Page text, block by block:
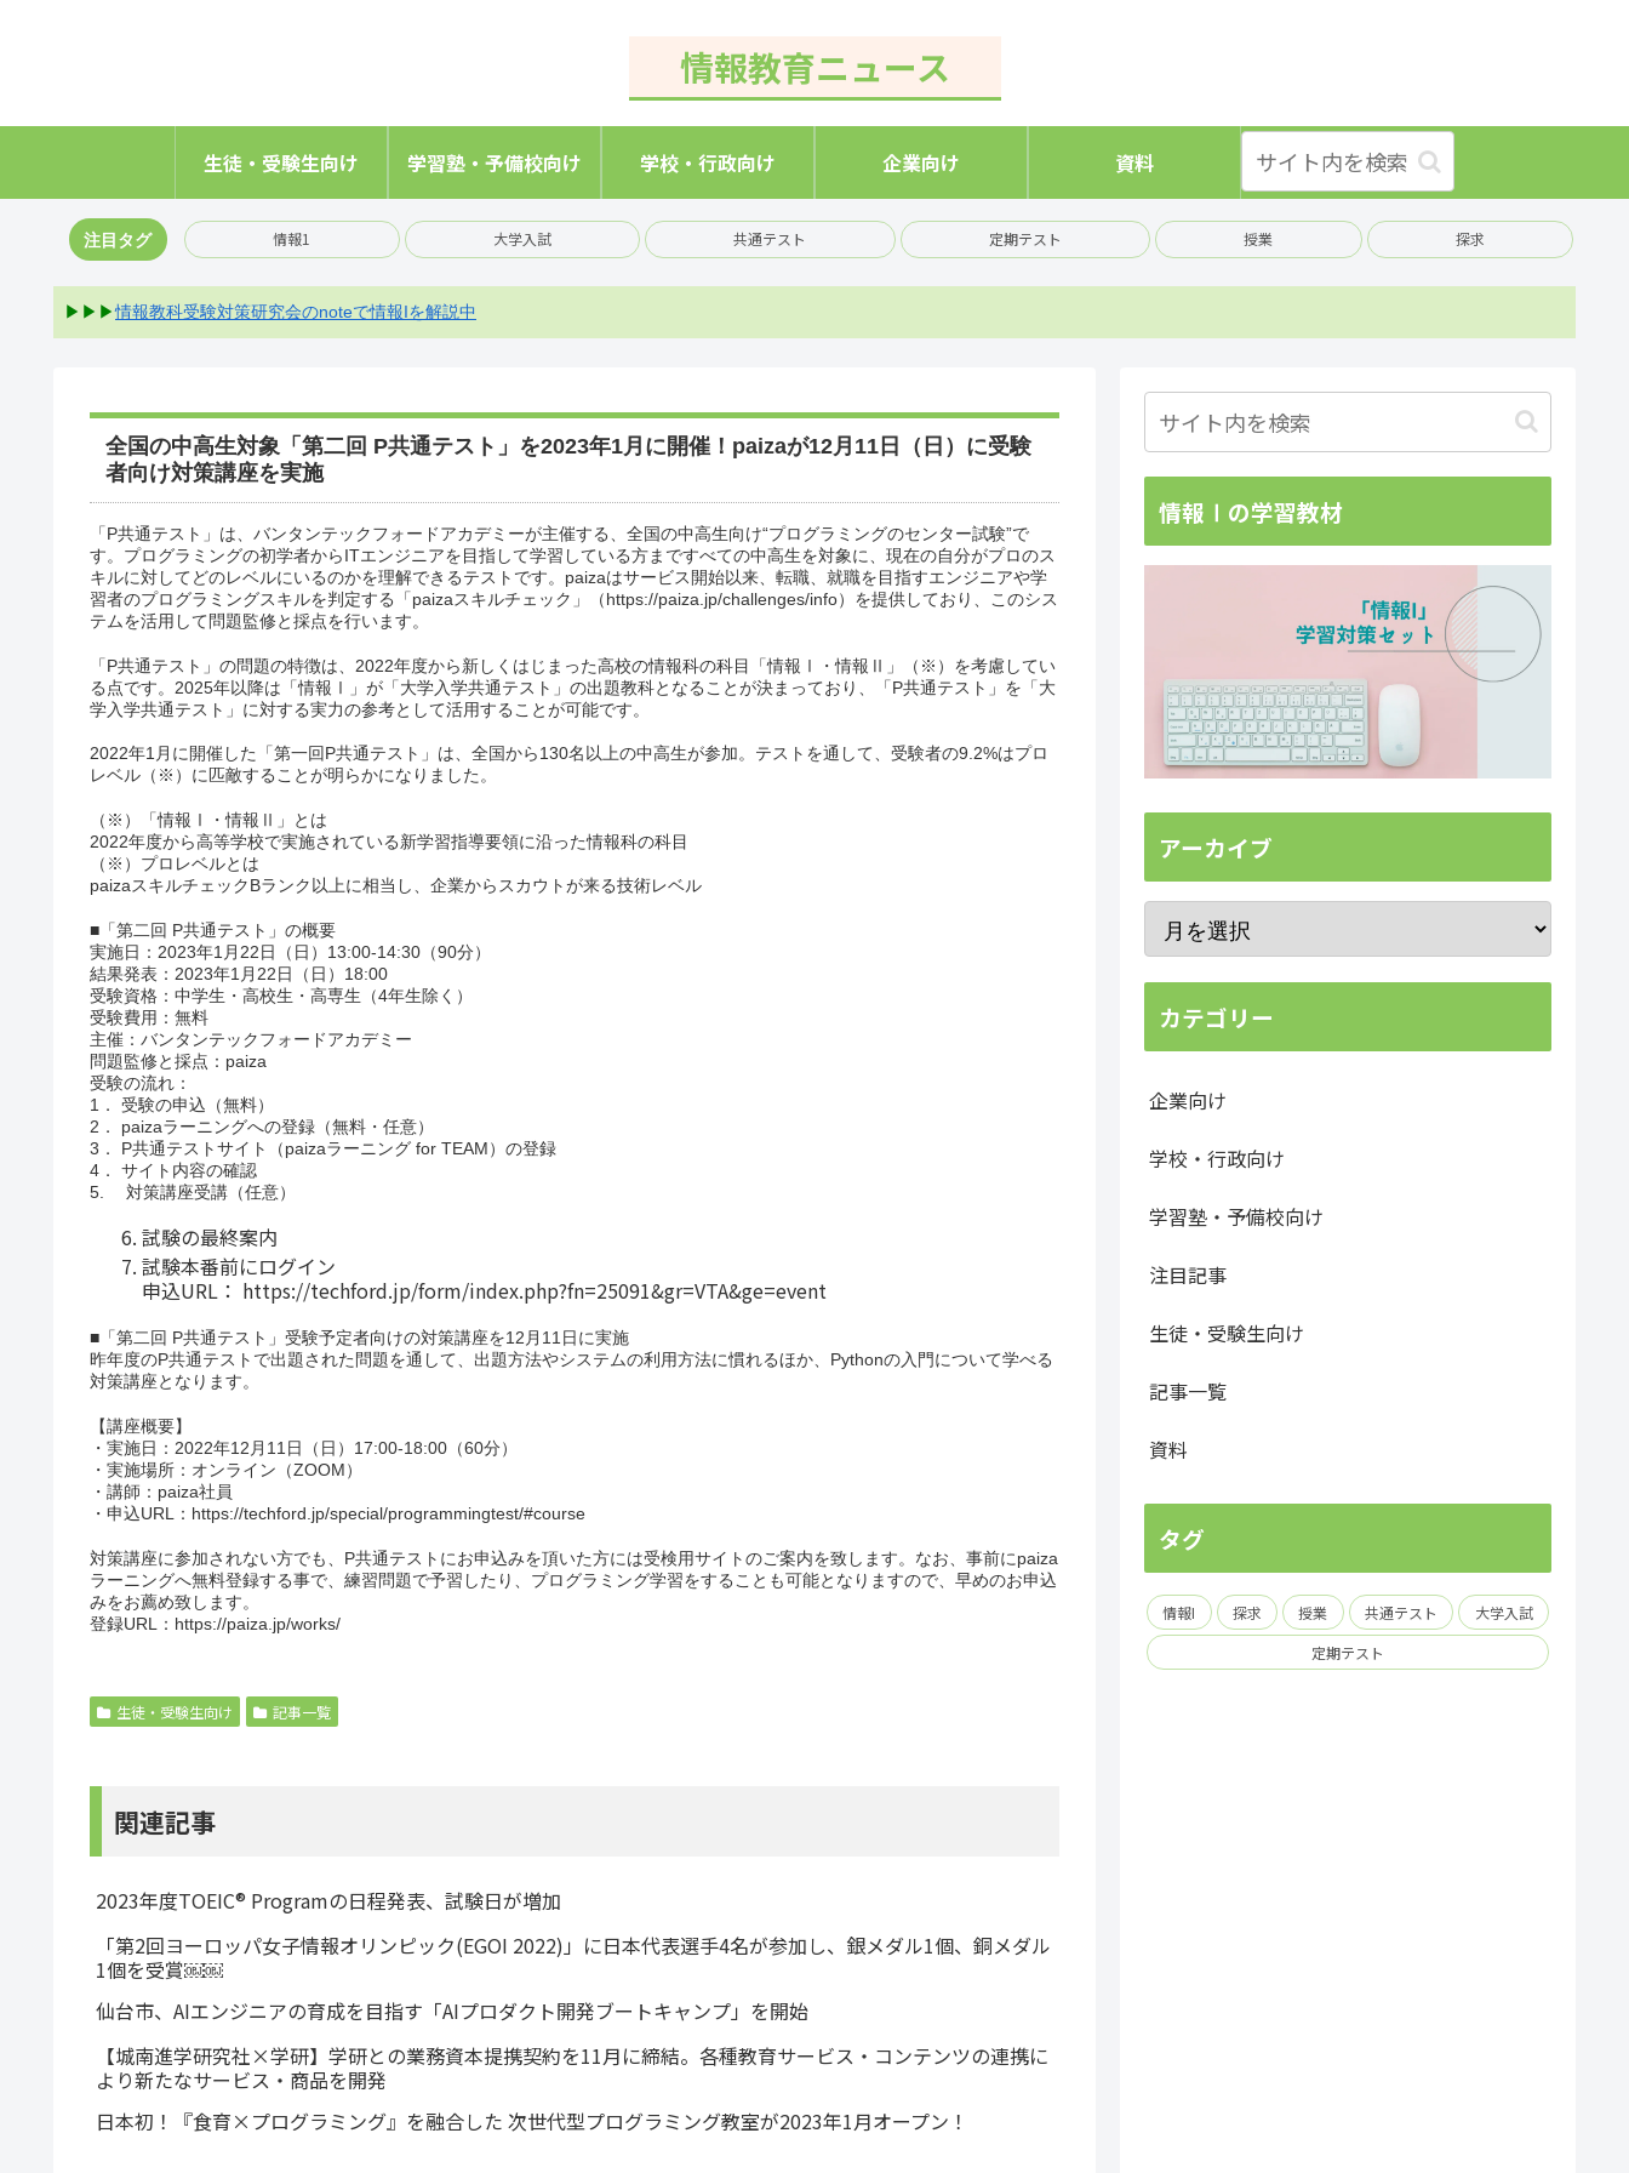
情報教育ニュース
生徒・受験生向け 学習塾・予備校向け 学校・行政向け 企業向け 資料
注目タグ 情報1 大学入試 共通テスト 定期テスト 授業 探求
▶▶▶情報教科受験対策研究会のnoteで情報Iを解説中
全国の中高生対象「第二回 P共通テスト」を2023年1月に開催！paizaが12月11日（日）に受験
者向け対策講座を実施
「P共通テスト」は、バンタンテックフォードアカデミーが主催する、全国の中高生向け“プログラミングのセンター試験”で
す。プログラミングの初学者からITエンジニアを目指して学習している方まですべての中高生を対象に、現在の自分がプロのス
キルに対してどのレベルにいるのかを理解できるテストです。paizaはサービス開始以来、転職、就職を目指すエンジニアや学
習者のプログラミングスキルを判定する「paizaスキルチェック」（https://paiza.jp/challenges/info）を提供しており、このシス
テムを活用して問題監修と採点を行います。
「P共通テスト」の問題の特徴は、2022年度から新しくはじまった高校の情報科の科目「情報Ⅰ・情報Ⅱ」（※）を考慮してい
る点です。2025年以降は「情報Ⅰ」が「大学入学共通テスト」の出題教科となることが決まっており、「P共通テスト」を「大
学入学共通テスト」に対する実力の参考として活用することが可能です。
2022年1月に開催した「第一回P共通テスト」は、全国から130名以上の中高生が参加。テストを通して、受験者の9.2%はプロ
レベル（※）に匹敵することが明らかになりました。
（※）「情報Ⅰ・情報Ⅱ」とは
2022年度から高等学校で実施されている新学習指導要領に沿った情報科の科目
（※）プロレベルとは
paizaスキルチェックBランク以上に相当し、企業からスカウトが来る技術レベル
■「第二回 P共通テスト」の概要
実施日：2023年1月22日（日）13:00-14:30（90分）
結果発表：2023年1月22日（日）18:00
受験資格：中学生・高校生・高専生（4年生除く）
受験費用：無料
主催：バンタンテックフォードアカデミー
問題監修と採点：paiza
受験の流れ：
1． 受験の申込（無料）
2． paizaラーニングへの登録（無料・任意）
3． P共通テストサイト（paizaラーニング for TEAM）の登録
4． サイト内容の確認
5. 対策講座受講（任意）
試験の最終案内
試験本番前にログイン
申込URL： https://techford.jp/form/index.php?fn=25091&gr=VTA&ge=event
■「第二回 P共通テスト」受験予定者向けの対策講座を12月11日に実施
昨年度のP共通テストで出題された問題を通して、出題方法やシステムの利用方法に慣れるほか、Pythonの入門について学べる
対策講座となります。
【講座概要】
・実施日：2022年12月11日（日）17:00-18:00（60分）
・実施場所：オンライン（ZOOM）
・講師：paiza社員
・申込URL：https://techford.jp/special/programmingtest/#course
対策講座に参加されない方でも、P共通テストにお申込みを頂いた方には受検用サイトのご案内を致します。なお、事前にpaiza
ラーニングへ無料登録する事で、練習問題で予習したり、プログラミング学習をすることも可能となりますので、早めのお申込
みをお薦め致します。
登録URL：https://paiza.jp/works/
生徒・受験生向け 記事一覧
関連記事
2023年度TOEIC® Programの日程発表、試験日が増加
「第2回ヨーロッパ女子情報オリンピック(EGOI 2022)」に日本代表選手4名が参加し、銀メダル1個、銅メダル
1個を受賞￼￼
仙台市、AIエンジニアの育成を目指す「AIプロダクト開発ブートキャンプ」を開始
【城南進学研究社×学研】学研との業務資本提携契約を11月に締結。各種教育サービス・コンテンツの連携に
より新たなサービス・商品を開発
日本初！『食育×プログラミング』を融合した 次世代型プログラミング教室が2023年1月オープン！
情報Ⅰの学習教材
アーカイブ
カテゴリー
企業向け
学校・行政向け
学習塾・予備校向け
注目記事
生徒・受験生向け
記事一覧
資料
タグ
情報I 探求 授業 共通テスト
大学入試
定期テスト